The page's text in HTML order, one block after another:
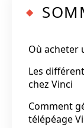
Où acheter
Les
chez Vinci
Comment
télépéage